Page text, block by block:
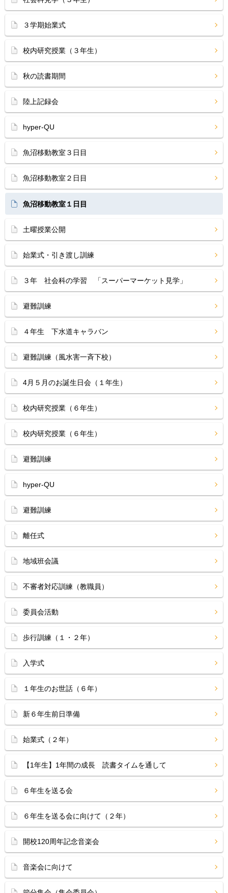
３学期始業式
校内研究授業（３年生）
秋の読書期間
陸上記録会
hyper-QU
魚沼移動教室３日目
魚沼移動教室２日目
魚沼移動教室１日目
土曜授業公開
始業式・引き渡し訓練
３年 社会科の学習 「スーパーマーケット見学」
避難訓練
４年生 下水道キャラバン
避難訓練（風水害一斉下校）
4月５月のお誕生日会（１年生）
校内研究授業（６年生）
校内研究授業（６年生）
避難訓練
hyper-QU
避難訓練
離任式
地域班会議
不審者対応訓練（教職員）
委員会活動
歩行訓練（１・２年）
入学式
１年生のお世話（６年）
新６年生前日準備
始業式（２年）
【1年生】1年間の成長 読書タイムを通して
６年生を送る会
６年生を送る会に向けて（２年）
開校120周年記念音楽会
音楽会に向けて